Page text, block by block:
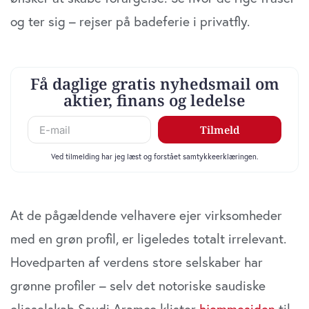
de har indsamlet fra din brug af deres tjenester. Du
samtykker til vores cookies, hvis du fortsætter med at
og ter sig – rejser på badeferie i privatfly.
At de pågældende velhavere ejer virksomheder
med en grøn profil, er ligeledes totalt irrelevant.
Hovedparten af verdens store selskaber har
grønne profiler – selv det notoriske saudiske